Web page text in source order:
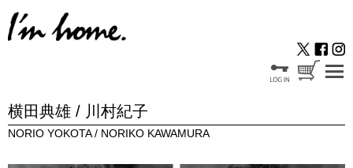
横田典雄 / 川村紀子
NORIO YOKOTA / NORIKO KAWAMURA